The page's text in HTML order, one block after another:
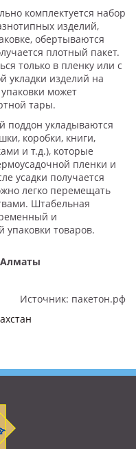
комплектуется набор
изделий,
обертываются
плотный пакет.
только в пленку или с
укладки изделий на
может
тары.
поддон укладываются
коробки, книги,
и т.д.), которые
пленки и
усадки получается
легко перемещать
Штабельная
и
упаковки товаров.
Алматы
Источник: пакетон.рф